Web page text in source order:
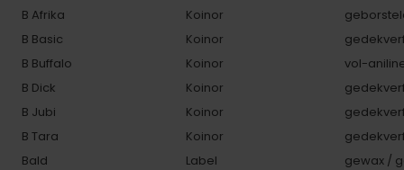
B Afrika
Koinor
B Basic
Koinor
B Buffalo
Koinor
vol-
B Dick
Koinor
B Jubi
Koinor
B Tara
Koinor
Bald
Label
gewax /